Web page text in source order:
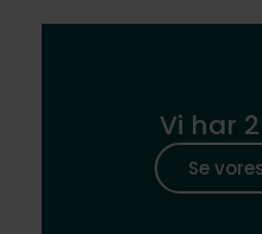
Vi har
Se